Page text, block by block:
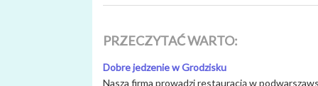
PRZECZYTAĆ WARTO:
Dobre jedzenie w Grodzisku
Nasza firma prowadzi restauracją w